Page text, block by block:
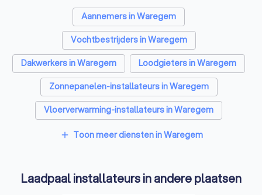
Aannemers in Waregem
Vochtbestrijders in Waregem
Dakwerkers in Waregem
Loodgieters in Waregem
Zonnepanelen-installateurs in Waregem
Vloerverwarming-installateurs in Waregem
Airco installateurs in Waregem
Zonwering specialisten in Waregem
add Toon meer diensten in Waregem
Laadpaal installateurs in andere plaatsen